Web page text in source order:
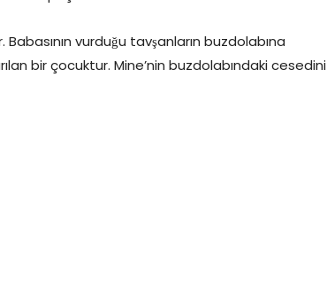
Babasının vurduğu tavşanların buzdolabına
bir çocuktur. Mine’nin buzdolabındaki cesedini